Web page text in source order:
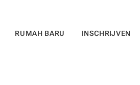
RUMAH BARU INSCHRIJVEN